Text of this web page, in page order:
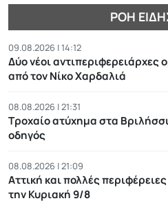
ΡΟΉ
09.08.2026 | 14:12
Δύο νέοι αντιπεριφερειάρχες
από τον Νίκο Χαρδαλιά
08.08.2026 | 21:31
Τροχαίο ατύχημα στα
οδηγός
08.08.2026 | 21:09
Αττική και πολλές
την Κυριακή 9/8